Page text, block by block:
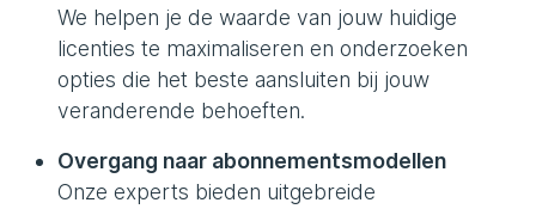
We helpen je de waarde van jouw huidige
licenties te maximaliseren en onderzoeken
opties die het beste aansluiten bij jouw
veranderende behoeften.
Overgang naar abonnementsmodellen
Onze experts bieden uitgebreide